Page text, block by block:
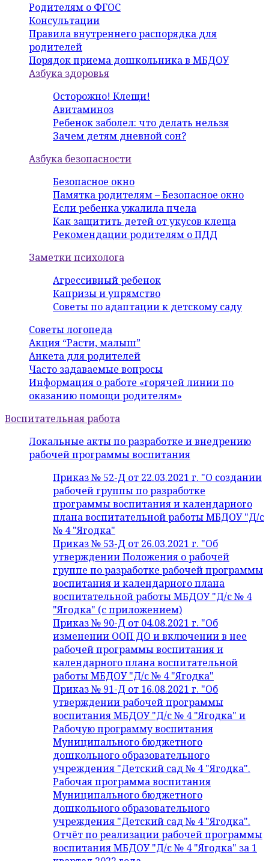
Родителям о ФГОС
Консультации
Правила внутреннего распорядка для
родителей
Порядок приема дошкольника в МБДОУ
Азбука здоровья
Осторожно! Клещи!
Авитаминоз
Ребенок заболел: что делать нельзя
Зачем детям дневной сон?
Азбука безопасности
Безопасное окно
Памятка родителям – Безопасное окно
Если ребенка ужалила пчела
Как защитить детей от укусов клеща
Рекомендации родителям о ПДД
Заметки психолога
Агрессивный ребенок
Капризы и упрямство
Советы по адаптации к детскому саду
Советы логопеда
Акция “Расти, малыш”
Анкета для родителей
Часто задаваемые вопросы
Информация о работе «горячей линии по
оказанию помощи родителям»
Воспитательная работа
Локальные акты по разработке и внедрению
рабочей программы воспитания
Приказ № 52-Д от 22.03.2021 г. "О создании
рабочей группы по разработке
программы воспитания и календарного
плана воспитательной работы МБДОУ "Д/с
№ 4 "Ягодка"
Приказ № 53-Д от 26.03.2021 г. "Об
утверждении Положения о рабочей
группе по разработке рабочей программы
воспитания и календарного плана
воспитательной работы МБДОУ "Д/с № 4
"Ягодка" (с приложением)
Приказ № 90-Д от 04.08.2021 г. "Об
изменении ООП ДО и включении в нее
рабочей программы воспитания и
календарного плана воспитательной
работы МБДОУ "Д/с № 4 "Ягодка"
Приказ № 91-Д от 16.08.2021 г. "Об
утверждении рабочей программы
воспитания МБДОУ "Д/с № 4 "Ягодка" и
Рабочую программу воспитания
Муниципального бюджетного
дошкольного образовательного
учреждения "Детский сад № 4 "Ягодка".
Рабочая программа воспитания
Муниципального бюджетного
дошкольного образовательного
учреждения "Детский сад № 4 "Ягодка".
Отчёт по реализации рабочей программы
воспитания МБДОУ "Д/с № 4 "Ягодка" за 1